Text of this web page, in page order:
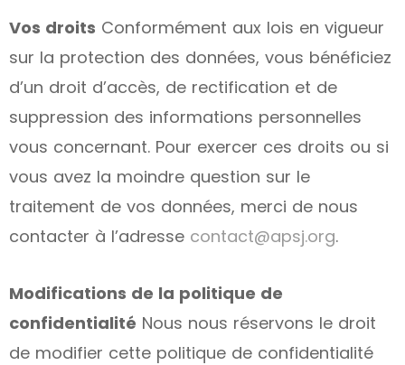
Vos droits Conformément aux lois en vigueur
sur la protection des données, vous bénéficiez
d’un droit d’accès, de rectification et de
suppression des informations personnelles
vous concernant. Pour exercer ces droits ou si
vous avez la moindre question sur le
traitement de vos données, merci de nous
contacter à l’adresse contact@apsj.org.
Modifications de la politique de
confidentialité Nous nous réservons le droit
de modifier cette politique de confidentialité